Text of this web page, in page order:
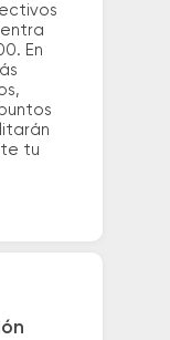
En
tu